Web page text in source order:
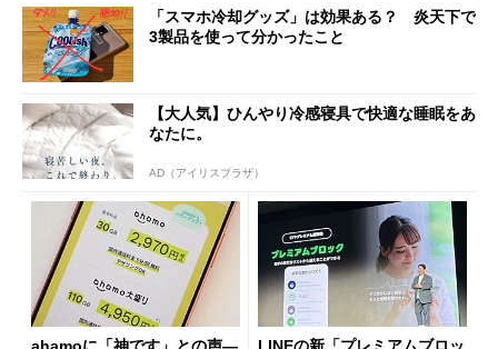
「スマホ冷却グッズ」は効果ある？ 炎天下で
3製品を使って分かったこと
【大人気】ひんやり冷感寝具で快適な睡眠をあ
なたに。
AD（アイリスプラザ）
ahamoに「神です」との声― LINEの新「プレミアムブロッ